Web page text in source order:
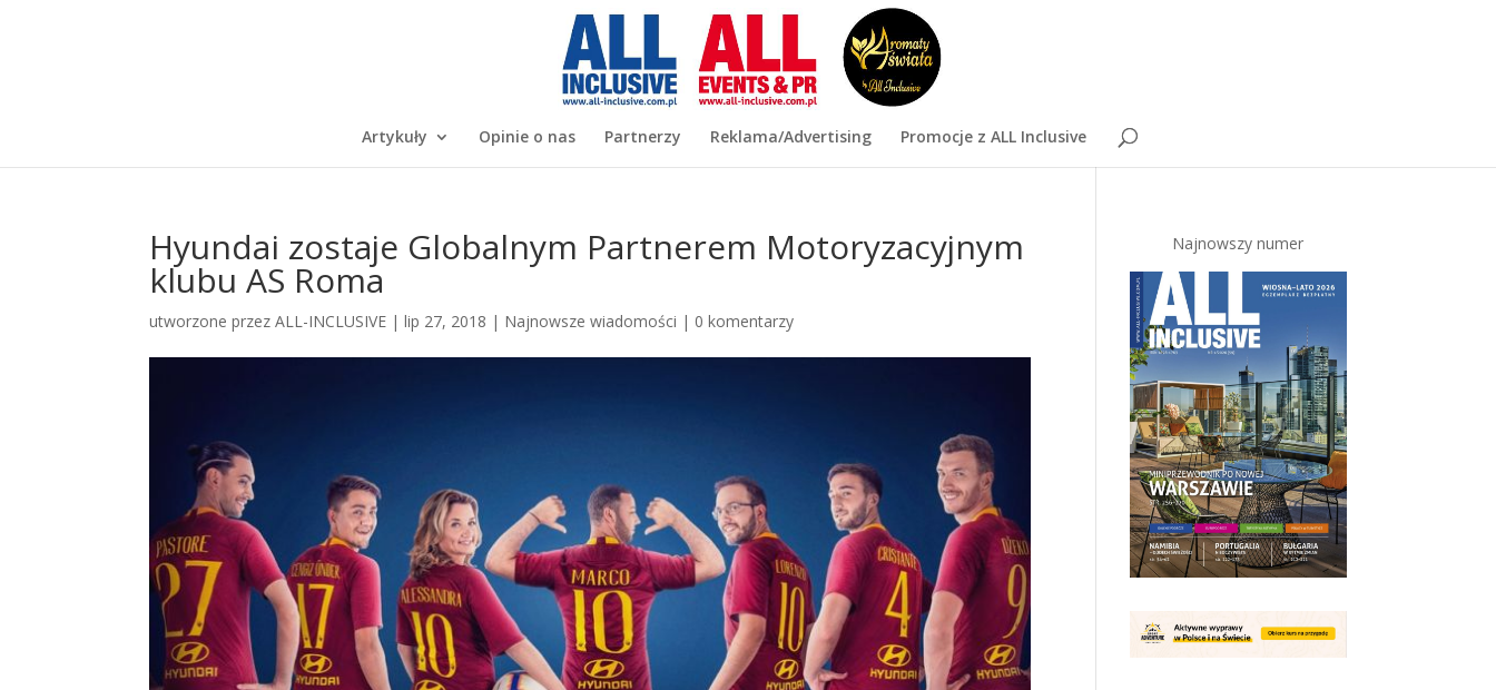
Artykuły Opinie o nas Partnerzy Reklama/Advertising Promocje z ALL Inclusive
Hyundai zostaje Globalnym Partnerem Motoryzacyjnym
klubu AS Roma
utworzone przezALL-INCLUSIVE |lip 27, 2018 | Najnowsze wiadomości | 0 komentarzy
Najnowszy numer